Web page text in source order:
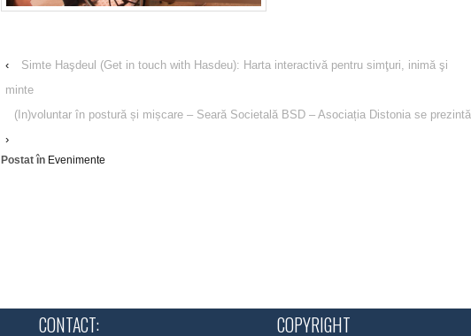
‹
Simte Haşdeul (Get in touch with Hasdeu): Harta interactivă pentru simţuri, inimă şi
minte
(In)voluntar în postură și mișcare – Seară Societală BSD – Asociația Distonia se prezintă
›
Postat în Evenimente
CONTACT: COPYRIGHT